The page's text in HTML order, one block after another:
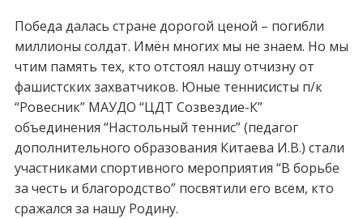
Победа далась стране дорогой ценой – погибли
миллионы солдат. Имён многих мы не знаем. Но мы
чтим память тех, кто отстоял нашу отчизну от
фашистских захватчиков. Юные теннисисты п/к
“Ровесник” МАУДО “ЦДТ Созвездие-К”
объединения “Настольный теннис” (педагог
дополнительного образования Китаева И.В.) стали
участниками спортивного мероприятия “В борьбе
за честь и благородство” посвятили его всем, кто
сражался за нашу Родину.